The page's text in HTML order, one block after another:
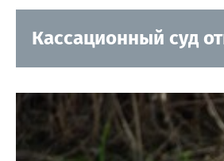
Кассационный суд